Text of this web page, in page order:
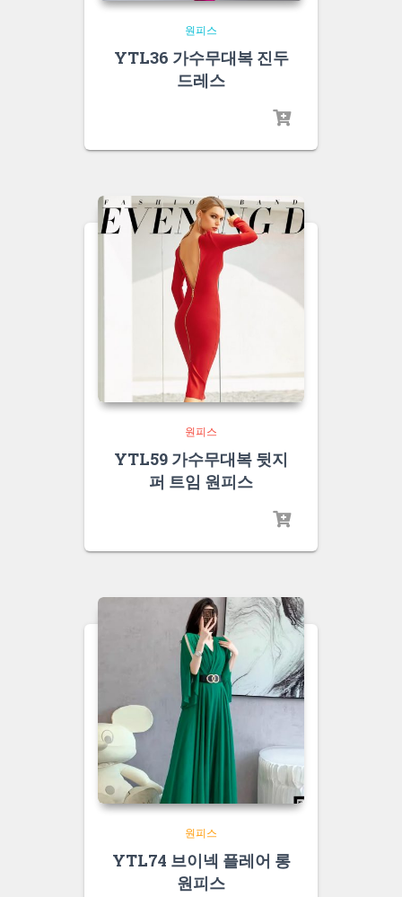
원피스
YTL36 가수무대복 진두
드레스
원피스
YTL59 가수무대복 뒷지
퍼 트임 원피스
원피스
YTL74 브이넥 플레어 롱
원피스